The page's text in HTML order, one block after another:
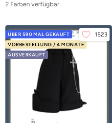
2 Farben verfügbar
ÜBER 590 MAL GEKAUFT
VORBESTELLUNG / 4 MONATE
AUSVERKAUFT
1523